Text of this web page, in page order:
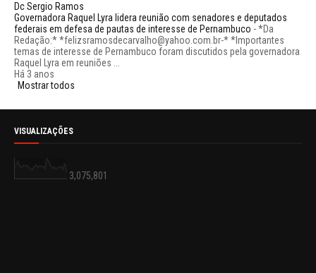
Dc Sergio Ramos
Governadora Raquel Lyra lidera reunião com senadores e deputados
federais em defesa de pautas de interesse de Pernambuco -*Da
Redação:* *felizsramosdecarvalho@yahoo.com.br-* *Importantes
temas de interesse de Pernambuco foram discutidos pela governadora
Raquel Lyra em reuniões ...
Há 3 anos
Mostrar todos
VISUALIZAÇÕES
3,075,801